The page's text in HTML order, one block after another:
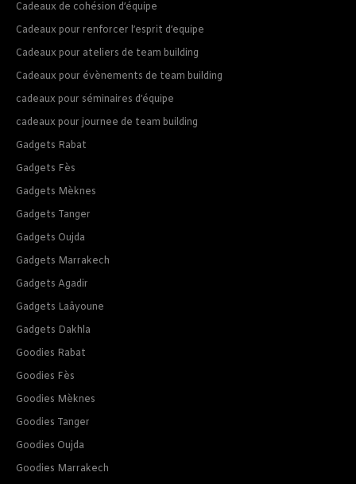
Cadeaux de cohésion d’équipe
Cadeaux pour renforcer l’esprit d’equipe
Cadeaux pour ateliers de team building
Cadeaux pour évènements de team building
cadeaux pour séminaires d’équipe
cadeaux pour journee de team building
Gadgets Rabat
Gadgets Fès
Gadgets Mèknes
Gadgets Tanger
Gadgets Oujda
Gadgets Marrakech
Gadgets Agadir
Gadgets Laâyoune
Gadgets Dakhla
Goodies Rabat
Goodies Fès
Goodies Mèknes
Goodies Tanger
Goodies Oujda
Goodies Marrakech